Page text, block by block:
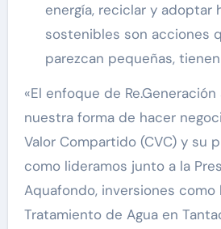
energía, reciclar y adoptar
sostenibles son acciones
parezcan pequeñas,
«El enfoque de
nuestra forma de hacer
Valor Compartido (CVC) y su
como lideramos junto a la
Aquafondo, inversiones como
Tratamiento de Agua en